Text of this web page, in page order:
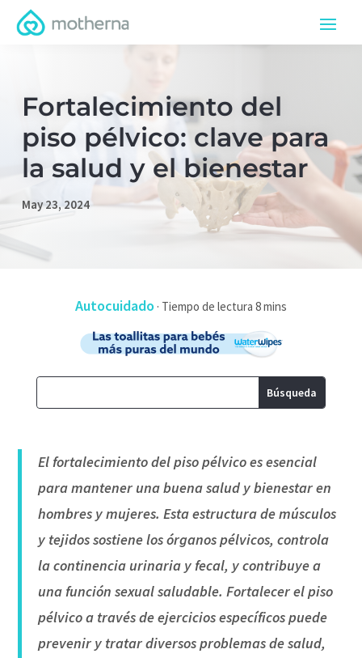
Fortalecimiento del
piso pélvico: clave para
la salud y el bienestar
May 23, 2024
Autocuidado ·
El fortalecimiento del piso pélvico es esencial
para mantener una buena salud y bienestar en
hombres y mujeres. Esta estructura de músculos
y tejidos sostiene los órganos pélvicos, controla
la continencia urinaria y fecal, y contribuye a
una función sexual saludable. Fortalecer el piso
pélvico a través de ejercicios específicos puede
prevenir y tratar diversos problemas de salud,